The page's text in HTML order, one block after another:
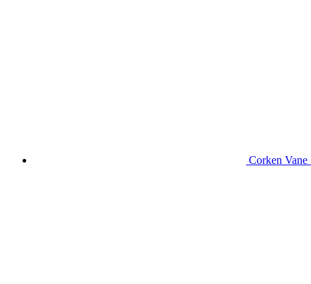
Corken Vane